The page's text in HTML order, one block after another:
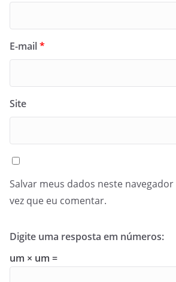
E-mail*
Site
Salvar meus dados neste
vez que eu comentar.
Digite uma resposta em números:
um × um =